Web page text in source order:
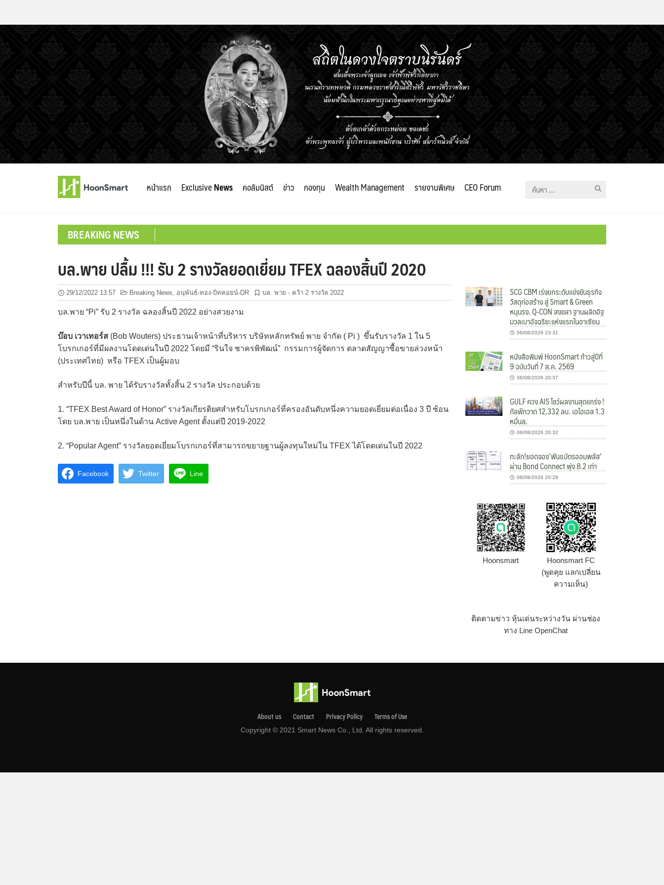
หน้าแรก ExclusiveNews คอลัมนิสต์ ข่าว กองทุน Wealth Management รายงานพิเศษ CEO Forum
ค้นหา
BREAKING NEWS
บล.พาย ปลื้ม !!! รับ 2 รางวัลยอดเยี่ยม TFEX ฉลองสิ้นปี 2020
29/12/2022 13:57 Breaking News, อนุพันธ์-ทอง-บิทคอยน์-DR บล. พาย - คว้า 2 รางวัล 2022
บล.พาย “Pi” รับ 2 รางวัล ฉลองสิ้นปี 2022 อย่างสวยงาม
บ๊อบ เวาเทอร์ส (Bob Wouters) ประธานเจ้าหน้าที่บริหาร บริษัทหลักทรัพย์ พาย จำกัด ( Pi ) ขึ้นรับรางวัล 1 ใน 5
โบรกเกอร์ที่มีผลงานโดดเด่นในปี 2022 โดยมี “รินใจ ชาครพิพัฒน์” กรรมการผู้จัดการ ตลาดสัญญาซื้อขายล่วงหน้า
(ประเทศไทย) หรือ TFEX เป็นผู้มอบ
สำหรับปีนี้ บล. พาย ได้รับรางวัลทั้งสิ้น 2 รางวัล ประกอบด้วย
1. “TFEX Best Award of Honor” รางวัลเกียรติยศสำหรับโบรกเกอร์ที่ครองอันดับหนึ่งความยอดเยี่ยมต่อเนื่อง 3 ปี ซ้อน
โดย บล.พาย เป็นหนึ่งในด้าน Active Agent ตั้งแต่ปี 2019-2022
2. “Popular Agent” รางวัลยอดเยี่ยมโบรกเกอร์ที่สามารถขยายฐานผู้ลงทุนใหม่ใน TFEX ได้โดดเด่นในปี 2022
Facebook Twitter Line
SCG CBM เร่งยกระดับแข่งขันธุรกิจ
วัสดุก่อสร้าง สู่ Smart & Green
หนุนรง. Q-CON สงขลา ฐานผลิตอิฐ
มวลเบาอัจฉริยะแห่งแรกในอาเซียน
06/08/2026 23:31
หนังสือพิมพ์ HoonSmart ก้าวสู่ปีที่
9 ฉบับวันที่ 7 ส.ค. 2569
06/08/2026 20:37
GULF ควง AIS โชว์ผลงานสุดแกร่ง !
กัลฟ์กวาด 12,332 ลบ. เอไอเอส 1.3
หมื่นล.
06/08/2026 20:32
ทะลัก!ยอดจอง’พันธบัตรออมพลัส’
ผ่าน Bond Connect พุ่ง 8.2 เท่า
06/08/2026 20:29
Hoonsmart
Hoonsmart FC
(พูดคุย แลกเปลี่ยน
ความเห็น)
ติดตามข่าว หุ้นเด่นระหว่างวัน ผ่านช่อง
ทาง Line OpenChat
About us Contact Privacy Pollcy Terms of Use
Copyright © 2021 Smart News Co., Ltd. All rights reserved.